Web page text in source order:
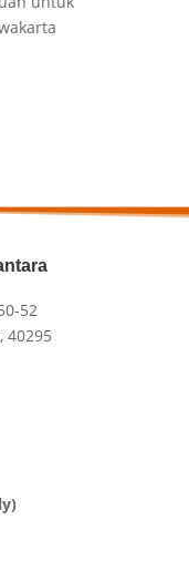
52
40295